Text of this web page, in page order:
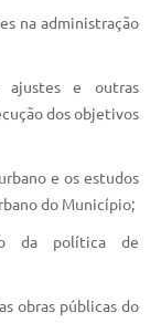
na administração
ajustes e outras
dos objetivos
e os estudos
do Município;
da política de
obras públicas do